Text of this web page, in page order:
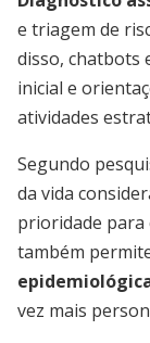
e triagem de
disso, chatbots
inicial e
atividades
Segundo
da vida
prioridade para
também
vez mais